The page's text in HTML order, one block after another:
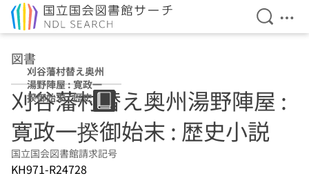
検索を
メ
図書
刈谷藩村替え奥州
湯野陣屋 : 寛政一
揆御始末 : 歴史小
説
刈谷藩村替え奥州湯野陣屋 :
寛政一揆御始末 : 歴史小説
国立国会図書館請求記号
KH971-R24728